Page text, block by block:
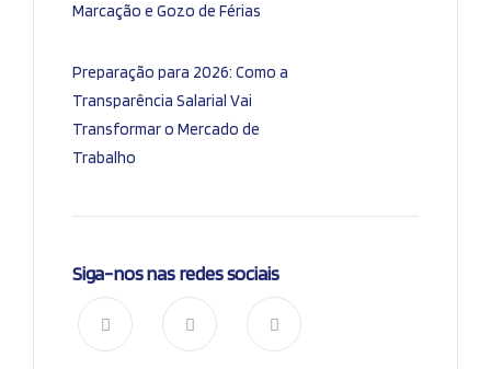
Marcação e Gozo de Férias
Preparação para 2026: Como a
Transparência Salarial Vai
Transformar o Mercado de
Trabalho
Siga-nos nas redes sociais